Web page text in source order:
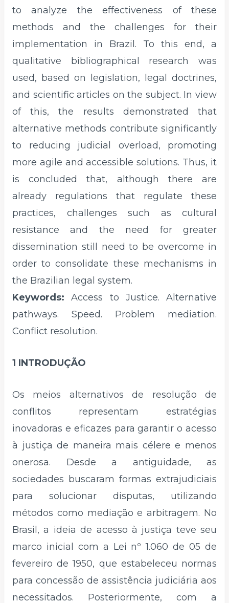
to analyze the effectiveness of these
methods and the challenges for their
implementation in Brazil. To this end, a
qualitative bibliographical research was
used, based on legislation, legal doctrines,
and scientific articles on the subject. In view
of this, the results demonstrated that
alternative methods contribute significantly
to reducing judicial overload, promoting
more agile and accessible solutions. Thus, it
is concluded that, although there are
already regulations that regulate these
practices, challenges such as cultural
resistance and the need for greater
dissemination still need to be overcome in
order to consolidate these mechanisms in
the Brazilian legal system.
Keywords: Access to Justice. Alternative
pathways. Speed. Problem mediation.
Conflict resolution.
1 INTRODUÇÃO
Os meios alternativos de resolução de
conflitos representam estratégias
inovadoras e eficazes para garantir o acesso
à justiça de maneira mais célere e menos
onerosa. Desde a antiguidade, as
sociedades buscaram formas extrajudiciais
para solucionar disputas, utilizando
métodos como mediação e arbitragem. No
Brasil, a ideia de acesso à justiça teve seu
marco inicial com a Lei nº 1.060 de 05 de
fevereiro de 1950, que estabeleceu normas
para concessão de assistência judiciária aos
necessitados. Posteriormente, com a